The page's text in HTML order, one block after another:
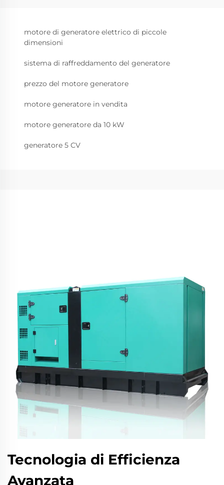
motore di generatore elettrico di piccole
dimensioni
sistema di raffreddamento del generatore
prezzo del motore generatore
motore generatore in vendita
motore generatore da 10 kW
generatore 5 CV
Tecnologia di Efficienza
Avanzata